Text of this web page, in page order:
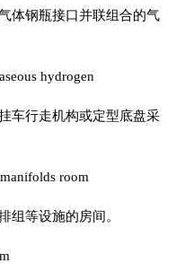
体钢瓶接口并联组合的气
hydrogen
车行走机构或定型底盘采
room
组等设施的房间。